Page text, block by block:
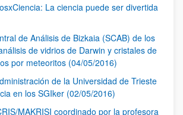
La ciencia puede ser divertida
de Análisis de Bizkaia (SCAB) de los
de vidrios de Darwin y cristales de
por meteoritos (04/05/2016)
de la Universidad de Trieste
en los SGIker (02/05/2016)
MAKRISI coordinado por la profesora